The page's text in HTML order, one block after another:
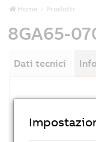
Home Prodotti
8GA65-
Dati tecnici
NUMERO
8GA65-